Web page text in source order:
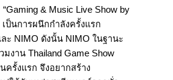
& Music Live Show by
เป็นการผนึกกำลังครั้งแรก
ะ NIMO ดังนั้น NIMO ในฐานะ
งาน Thailand Game Show
ครั้งแรก จึงอยากสร้าง